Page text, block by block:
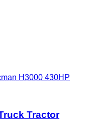
H3000 430HP
Tractor